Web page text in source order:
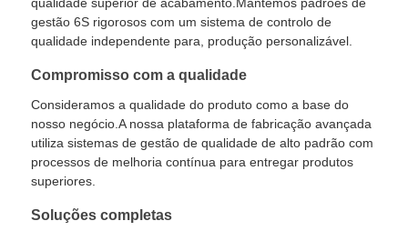
notícias
Todos os casos
Pedir um orçamento
Máquina de moldagem por injeção LSR
gestão 6S rigorosos com um sistema de controlo de
qualidade independente para, produção personalizável.
Compromisso com a qualidade
Consideramos a qualidade do produto como a base do
nosso negócio.A nossa plataforma de fabricação avançada
utiliza sistemas de gestão de qualidade de alto padrão com
processos de melhoria contínua para entregar produtos
superiores.
Soluções completas